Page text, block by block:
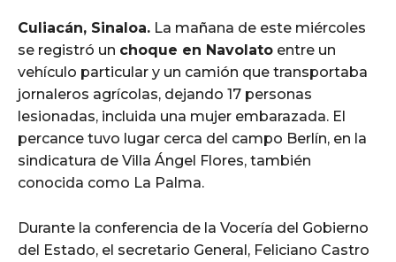
Culiacán, Sinaloa. La mañana de este miércoles
se registró un choque en Navolato entre un
vehículo particular y un camión que transportaba
jornaleros agrícolas, dejando 17 personas
lesionadas, incluida una mujer embarazada. El
percance tuvo lugar cerca del campo Berlín, en la
sindicatura de Villa Ángel Flores, también
conocida como La Palma.
Durante la conferencia de la Vocería del Gobierno
del Estado, el secretario General, Feliciano Castro